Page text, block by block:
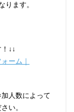
ります。
↓↓
ーム｜
人数によって
い。